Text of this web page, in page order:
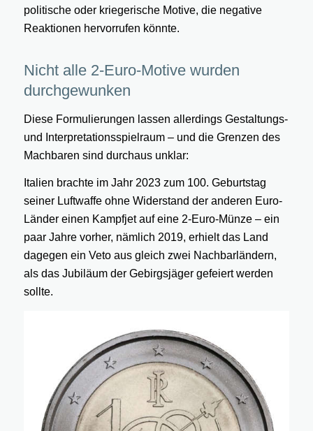
politische oder kriegerische Motive, die negative
Reaktionen hervorrufen könnte.
Nicht alle 2-Euro-Motive wurden
durchgewunken
Diese Formulierungen lassen allerdings Gestaltungs-
und Interpretationsspielraum – und die Grenzen des
Machbaren sind durchaus unklar:
Italien brachte im Jahr 2023 zum 100. Geburtstag
seiner Luftwaffe ohne Widerstand der anderen Euro-
Länder einen Kampfjet auf eine 2-Euro-Münze – ein
paar Jahre vorher, nämlich 2019, erhielt das Land
dagegen ein Veto aus gleich zwei Nachbarländern,
als das Jubiläum der Gebirgsjäger gefeiert werden
sollte.